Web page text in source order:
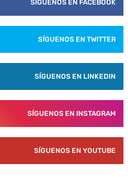
SÍGUENOS EN FACEBOOK
SÍGUENOS EN TWITTER
SÍGUENOS EN LINKEDIN
SÍGUENOS EN INSTAGRAM
SÍGUENOS EN YOUTUBE